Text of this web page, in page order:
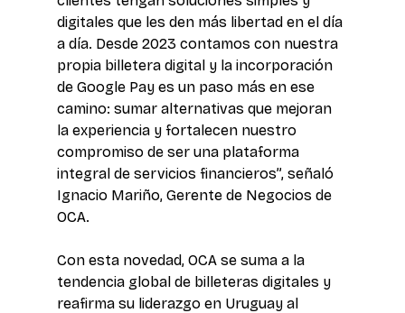
digitales que les den más libertad en el día
a día. Desde 2023 contamos con nuestra
propia billetera digital y la incorporación
de Google Pay es un paso más en ese
camino: sumar alternativas que mejoran
la experiencia y fortalecen nuestro
compromiso de ser una plataforma
integral de servicios financieros”, señaló
Ignacio Mariño, Gerente de Negocios de
OCA.
Con esta novedad, OCA se suma a la
tendencia global de billeteras digitales y
reafirma su liderazgo en Uruguay al